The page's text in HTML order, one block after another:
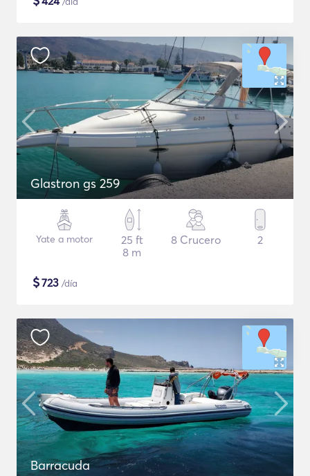
Glastron gs 259
Yate a motor
25 ft
8 m
8 Crucero 2
$723 /día
Barracuda